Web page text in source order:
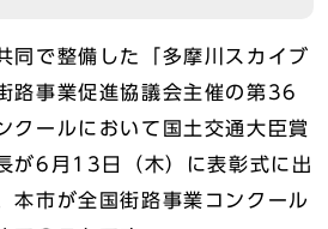
で整備した「多摩川スカイブ
路事業促進協議会主催の第36
クールにおいて国土交通大臣賞
が6月13日（木）に表彰式に出
本市が全国街路事業コンクール